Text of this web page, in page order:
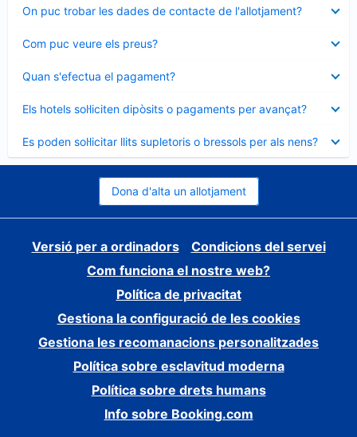
On puc trobar les dades de contacte de l'allotjament?
tancat
Com puc veure els preus?
tancat
Quan s'efectua el pagament?
tancat
Els hotels sol·liciten dipòsits o pagaments per avançat?
tancat
Es poden sol·licitar llits supletoris o bressols per als nens?
tancat
Dona d'alta un allotjament
Versió per a ordinadors
Condicions del servei
Com funciona el nostre web?
Política de privacitat
Gestiona la configuració de les cookies
Gestiona les recomanacions personalitzades
Política sobre esclavitud moderna
Política sobre drets humans
Info sobre Booking.com